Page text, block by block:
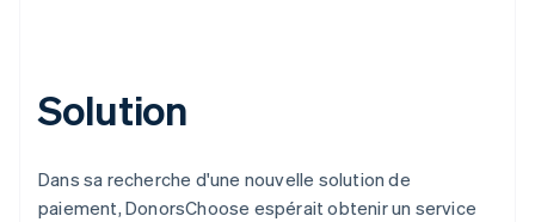
Solution
Dans sa recherche d'une nouvelle solution de
paiement, DonorsChoose espérait obtenir un service